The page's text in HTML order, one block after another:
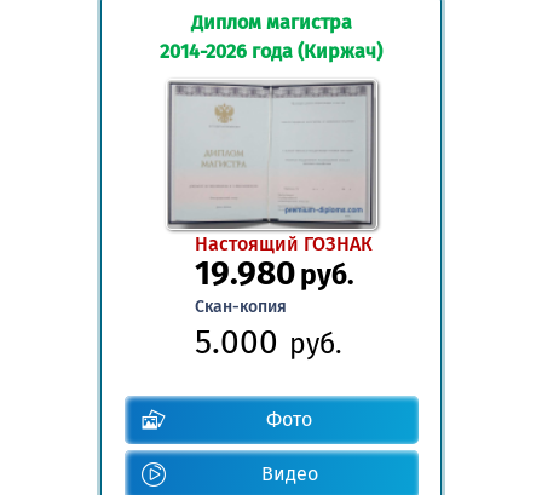
Диплом магистра
2014-2026 года (Киржач)
Настоящий ГОЗНАК
19.980руб.
Скан-копия
5.000 руб.
Фото
Видео